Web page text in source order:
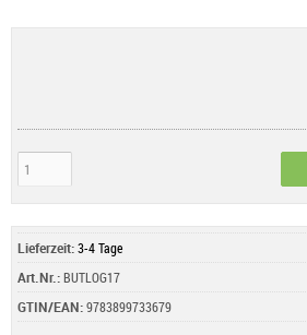
Lieferzeit:3-4 Tage
Art.Nr.:BUTLOG17
GTIN/EAN:9783899733679